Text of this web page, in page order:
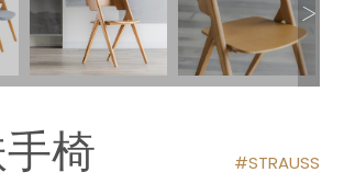
椅 STRAUSS